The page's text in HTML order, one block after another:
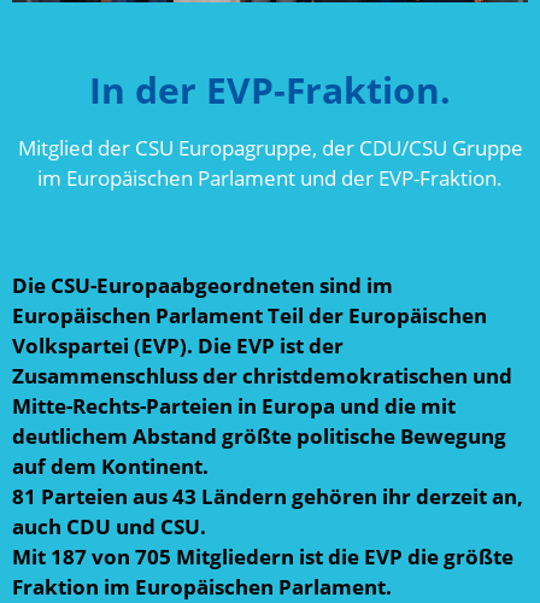
In der EVP-Fraktion.
Mitglied der CSU Europagruppe, der CDU/CSU Gruppe
im Europäischen Parlament und der EVP-Fraktion.
Die CSU-Europaabgeordneten sind im
Europäischen Parlament Teil der Europäischen
Volkspartei (EVP). Die EVP ist der
Zusammenschluss der christdemokratischen und
Mitte-Rechts-Parteien in Europa und die mit
deutlichem Abstand größte politische Bewegung
auf dem Kontinent.
81 Parteien aus 43 Ländern gehören ihr derzeit an,
auch CDU und CSU.
Mit 187 von 705 Mitgliedern ist die EVP die größte
Fraktion im Europäischen Parlament.